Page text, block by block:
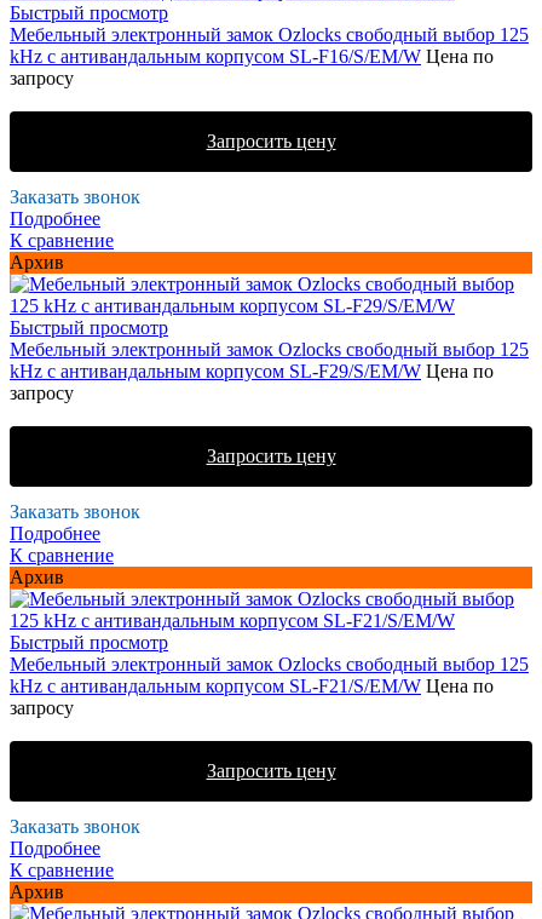
Быстрый просмотр
Мебельный электронный замок Ozlocks свободный выбор 125
kHz с антивандальным корпусом SL-F16/S/EM/W Цена по
запросу
Запросить цену
Заказать звонок
Подробнее
К сравнение
Архив
Быстрый просмотр
Мебельный электронный замок Ozlocks свободный выбор 125
kHz с антивандальным корпусом SL-F29/S/EM/W Цена по
запросу
Запросить цену
Заказать звонок
Подробнее
К сравнение
Архив
Быстрый просмотр
Мебельный электронный замок Ozlocks свободный выбор 125
kHz с антивандальным корпусом SL-F21/S/EM/W Цена по
запросу
Запросить цену
Заказать звонок
Подробнее
К сравнение
Архив